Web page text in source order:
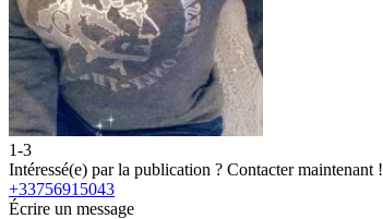
1-3
Intéressé(e) par la publication ? Contacter maintenant !
+33756915043
Écrire un message